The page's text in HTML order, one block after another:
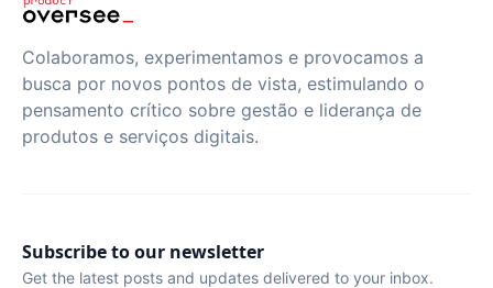
Colaboramos, experimentamos e provocamos a
busca por novos pontos de vista, estimulando o
pensamento crítico sobre gestão e liderança de
produtos e serviços digitais.
Subscribe to our newsletter
Get the latest posts and updates delivered to your inbox.